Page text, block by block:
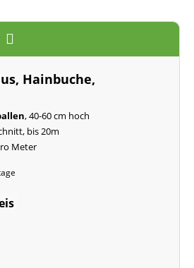
Hainbuche,
, 40-60 cm hoch
bis 20m
Meter